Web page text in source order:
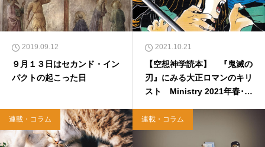
2019.09.12
９月１３日はセカンド・イン
パクトの起こった日
2021.10.21
【空想神学読本】 『鬼滅の
刃』にみる大正ロマンのキリ
スト Ministry 2021年春･第
連載・コラム 連載・コラム